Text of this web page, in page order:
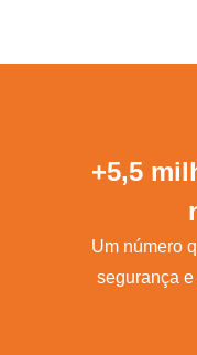
+5,5
Um número
segurança